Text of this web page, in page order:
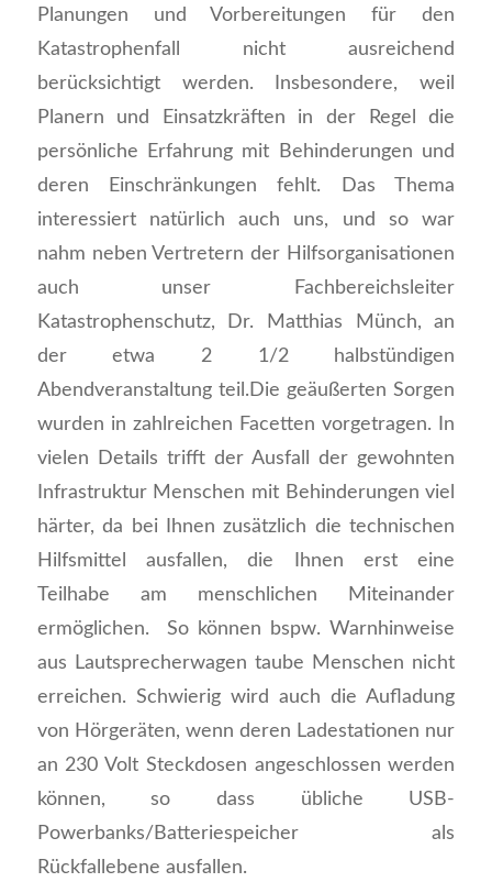
Planungen und Vorbereitungen für den
Katastrophenfall nicht ausreichend
berücksichtigt werden. Insbesondere, weil
Planern und Einsatzkräften in der Regel die
persönliche Erfahrung mit Behinderungen und
deren Einschränkungen fehlt. Das Thema
interessiert natürlich auch uns, und so war
nahm neben Vertretern der Hilfsorganisationen
auch unser Fachbereichsleiter
Katastrophenschutz, Dr. Matthias Münch, an
der etwa 2 1/2 halbstündigen
Abendveranstaltung teil.Die geäußerten Sorgen
wurden in zahlreichen Facetten vorgetragen. In
vielen Details trifft der Ausfall der gewohnten
Infrastruktur Menschen mit Behinderungen viel
härter, da bei Ihnen zusätzlich die technischen
Hilfsmittel ausfallen, die Ihnen erst eine
Teilhabe am menschlichen Miteinander
ermöglichen. So können bspw. Warnhinweise
aus Lautsprecherwagen taube Menschen nicht
erreichen. Schwierig wird auch die Aufladung
von Hörgeräten, wenn deren Ladestationen nur
an 230 Volt Steckdosen angeschlossen werden
können, so dass übliche USB-
Powerbanks/Batteriespeicher als
Rückfallebene ausfallen.